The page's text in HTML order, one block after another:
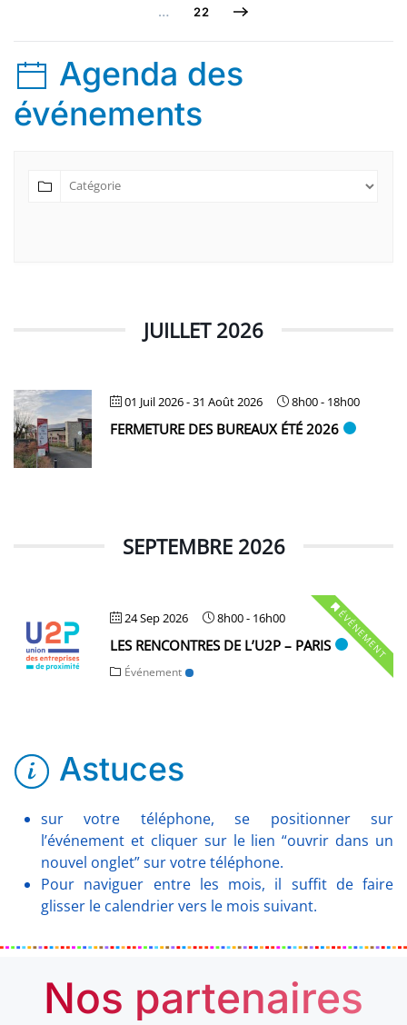
… 22
Agenda des
événements
JUILLET 2026
01 Juil 2026- 31 Août 2026 8h00- 18h00
FERMETURE DES BUREAUX ÉTÉ 2026
SEPTEMBRE 2026
24 Sep 2026 8h00- 16h00 ÉVÉNEMENT
LES RENCONTRES DE L’U2P – PARIS
Événement
Astuces
sur votre téléphone, se positionner sur
l’événement et cliquer sur le lien “ouvrir dans un
nouvel onglet” sur votre téléphone.
Pour naviguer entre les mois, il suffit de faire
glisser le calendrier vers le mois suivant.
Nos partenaires